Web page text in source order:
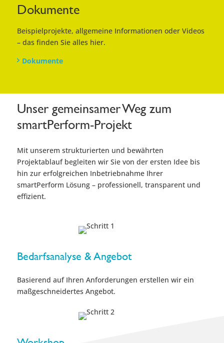
Dokumente
Beispielprojekte, allgemeine Informationen oder Videos
– das finden Sie alles hier.
Dokumente
Unser gemeinsamer Weg zum
smartPerform-Projekt
Mit unserem strukturierten und bewährten
Projektablauf begleiten wir Sie von der ersten Idee bis
hin zur erfolgreichen Inbetriebnahme Ihrer
smartPerform Lösung – professionell, transparent und
effizient.
Bedarfsanalyse & Angebot
Basierend auf Ihren Anforderungen erstellen wir ein
maßgeschneidertes Angebot.